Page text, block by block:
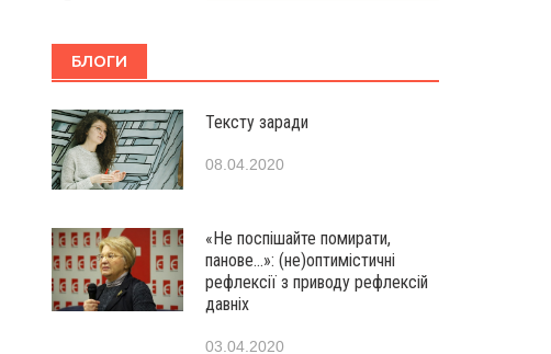
БЛОГИ
Тексту заради
08.04.2020
«Не поспішайте помирати,
панове…»: (не)оптимістичні
рефлексії з приводу рефлексій
давніх
03.04.2020